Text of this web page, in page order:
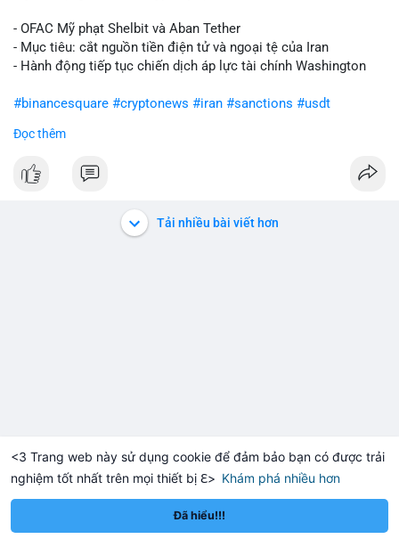
<3 Trang web này sử dụng cookie để đảm bảo bạn có được trải
nghiệm tốt nhất trên mọi thiết bị ℇ> Khám phá nhiều hơn
Đã hiểu!!!
+0.32% Solana SOL $73.95 +1.45% BNB
- OFAC Mỹ phạt Shelbit và Aban Tether
- Mục tiêu: cắt nguồn tiền điện tử và ngoại tệ của Iran
- Hành động tiếp tục chiến dịch áp lực tài chính Washington
#binancesquare #cryptonews #iran #sanctions #usdt
$usdt
#vlikevn #titanbot
📰 Nguồn: CoinDesk
Đọc thêm
Tải nhiều bài viết hơn